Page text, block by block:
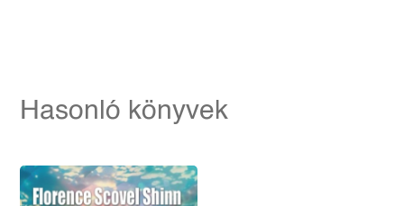
Hasonló könyvek